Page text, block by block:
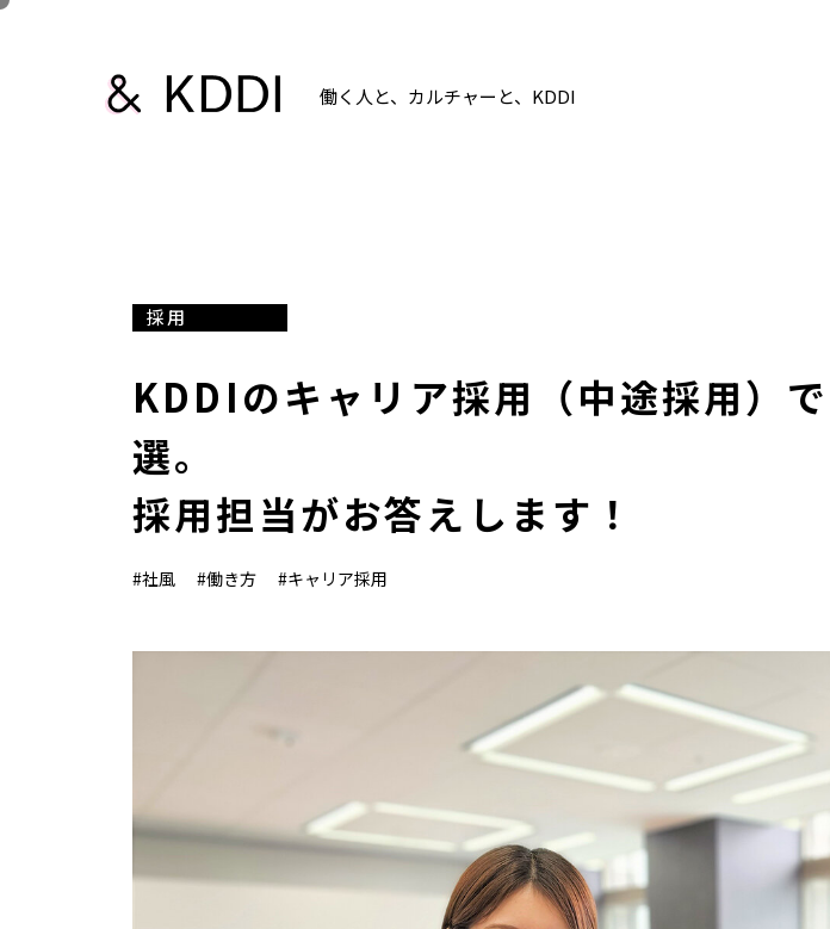
働く人と、カルチャーと、KDDI
採用
KDDIのキャリア採用（中途採用）
選。
採用担当がお答えします！
#社風 #働き方 #キャリア採用